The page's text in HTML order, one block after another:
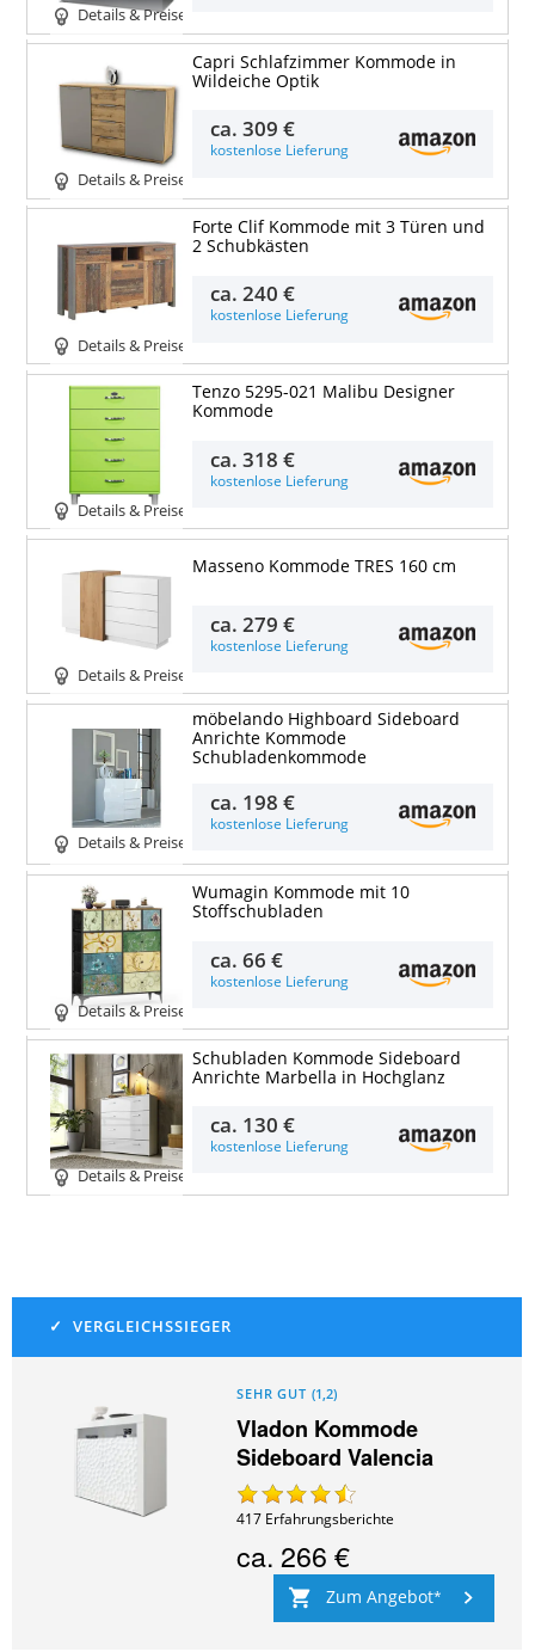
Details & Preise
Details & Preise
Capri Schlafzimmer Kommode in
Wildeiche Optik
ca.309 €
kostenlose Lieferung
Details & Preise
Forte Clif Kommode mit 3 Türen und
2 Schubkästen
ca.240 €
kostenlose Lieferung
Details & Preise
Tenzo 5295-021 Malibu Designer
Kommode
ca.318 €
kostenlose Lieferung
Details & Preise
Masseno Kommode TRES 160 cm
ca.279 €
kostenlose Lieferung
Details & Preise
möbelando Highboard Sideboard
Anrichte Kommode
Schubladenkommode
ca. 198 €
kostenlose Lieferung
Details & Preise
Wumagin Kommode mit 10
Stoffschubladen
ca.66 €
kostenlose Lieferung
Details & Preise
Schubladen Kommode Sideboard
Anrichte Marbella in Hochglanz
ca. 130 €
kostenlose Lieferung
SEHR GUT (1,2)
Vladon Kommode
Sideboard Valencia
417 Erfahrungsberichte
ca. 266 €
Zum Angebot